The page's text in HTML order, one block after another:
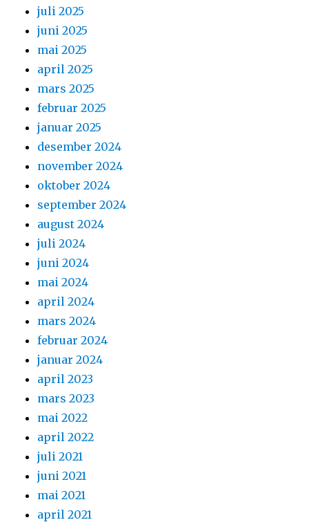
juli 2025
juni 2025
mai 2025
april 2025
mars 2025
februar 2025
januar 2025
desember 2024
november 2024
oktober 2024
september 2024
august 2024
juli 2024
juni 2024
mai 2024
april 2024
mars 2024
februar 2024
januar 2024
april 2023
mars 2023
mai 2022
april 2022
juli 2021
juni 2021
mai 2021
april 2021